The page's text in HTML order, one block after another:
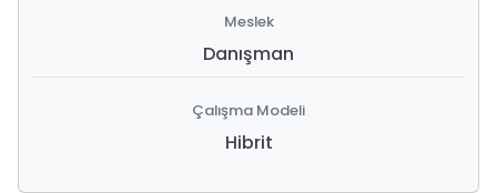
Meslek
Danışman
Çalışma Modeli
Hibrit